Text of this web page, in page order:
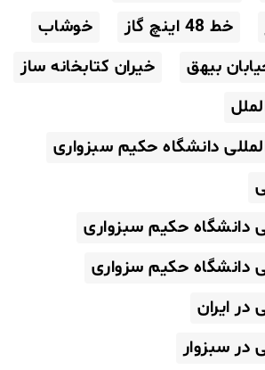
خط 48 اینچ گاز
خوشاب
بیهق
خیران کتابخانه ساز
دانشگاه حکیم سبزواری
دانشگاه حکیم سبزواری
دانشگاه حکیم سزواری
در ایران
در سبزوار